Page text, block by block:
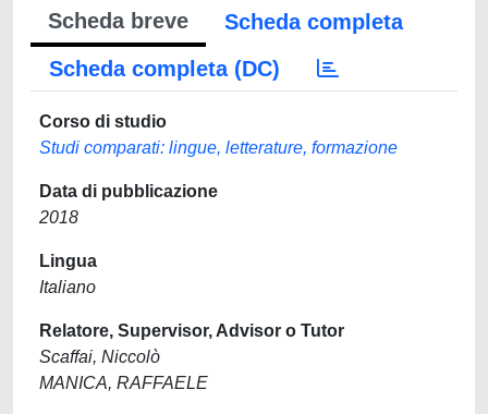
Scheda breve
Scheda completa
Scheda completa (DC)
Corso di studio
Studi comparati: lingue, letterature, formazione
Data di pubblicazione
2018
Lingua
Italiano
Relatore, Supervisor, Advisor o Tutor
Scaffai, Niccolò
MANICA, RAFFAELE